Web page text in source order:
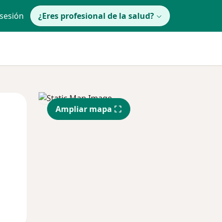
¿Eres profesional de la salud?
Jue
13 Ago
Vie
14 Ago
Ampliar mapa